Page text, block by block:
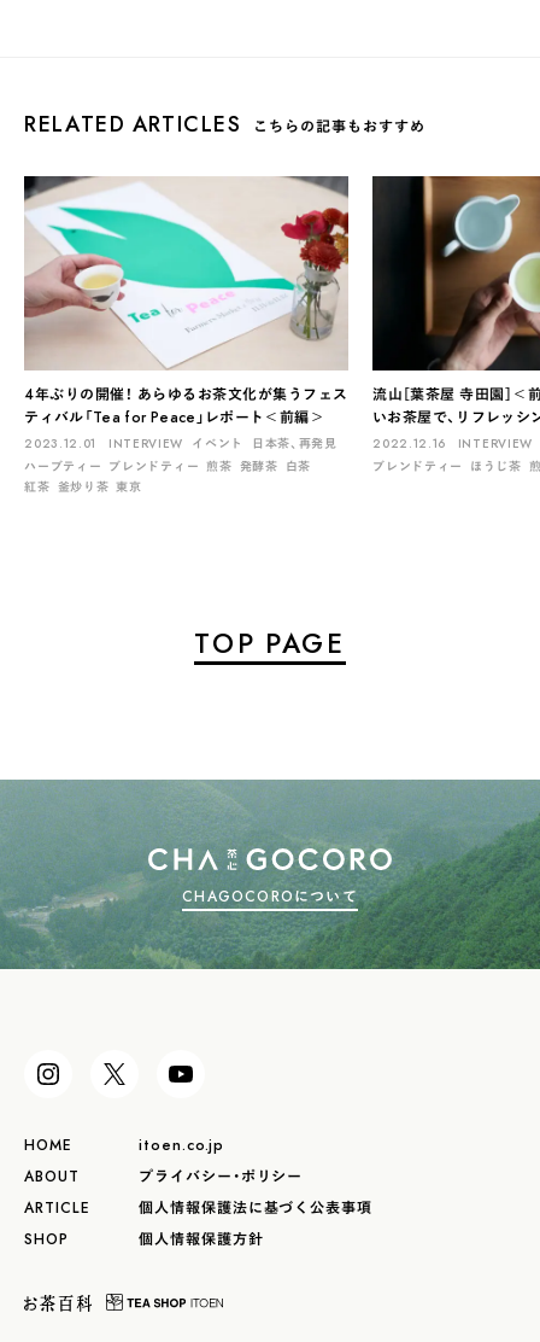
RELATED ARTICLES こちらの記事もおすすめ
4年ぶりの開催！ あらゆるお茶文化が集うフェス
ティバル「Tea for Peace」レポート＜前編＞
2023.12.01 INTERVIEW イベント
日本茶、再発見
ハーブティー ブレンドティー 煎茶 発酵茶 白茶
紅茶 釜炒り茶 東京
流山［葉茶屋 寺田園］
いお茶屋で、リフレッ
2022.12.16
INTERVIEW
ブレンドティー ほうじ茶
TOP PAGE
CHAGOCOROについて
HOME
ABOUT
ARTICLE
SHOP
itoen.co.jp
プライバシー・ポリシー
個人情報保護法に基づく公表事項
個人情報保護方針